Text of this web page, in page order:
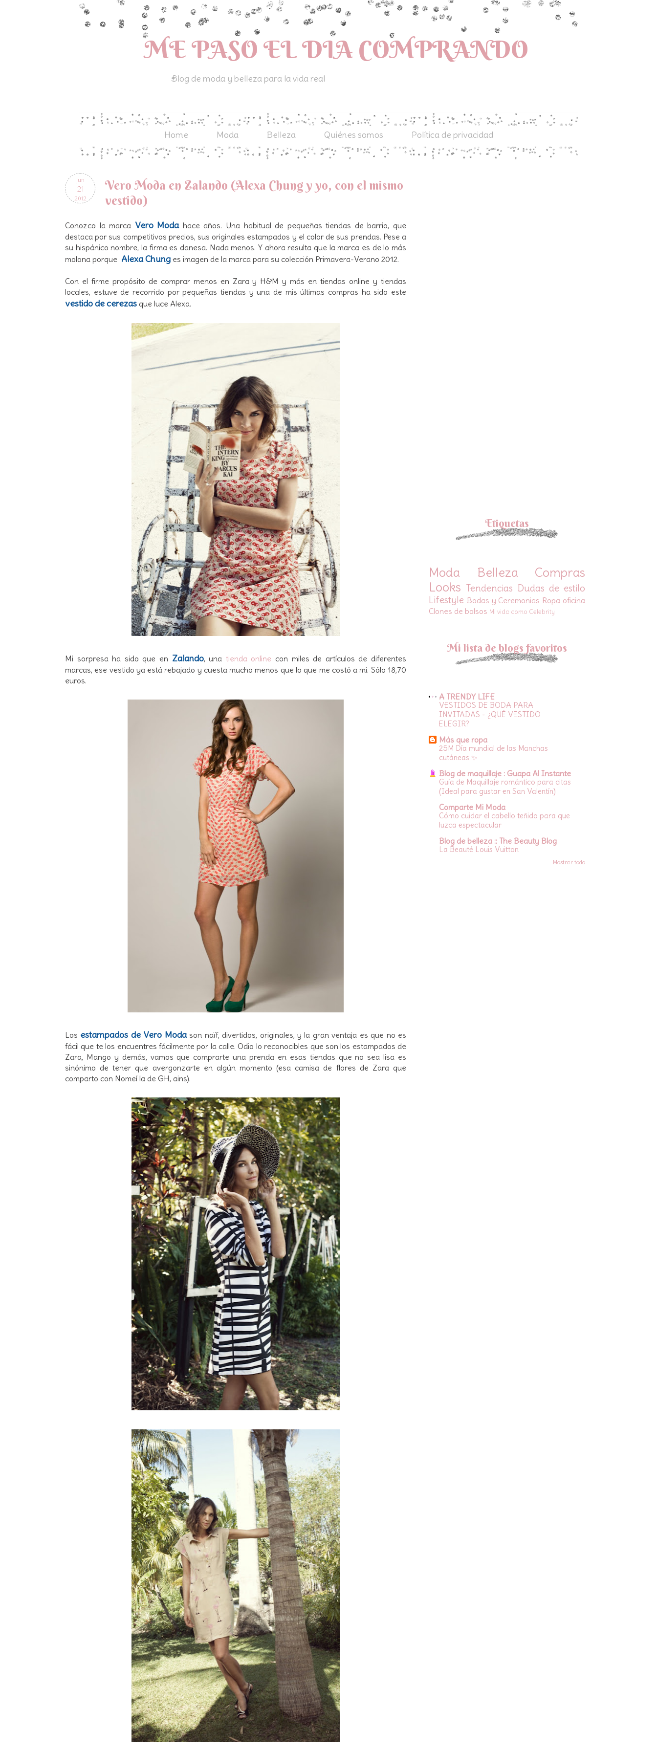
ME PASO EL DIA COMPRANDO
Blog de moda y belleza para la vida real
Home Moda Belleza Quiénes somos Política de privacidad
Jun
21
2012
Vero Moda en Zalando (Alexa Chung y yo, con el mismo
vestido)
Conozco la marca Vero Modahace años. Una habitual de pequeñas tiendas de barrio, que
destaca por sus competitivos precios, sus originales estampados y el color de sus prendas. Pese a
su hispánico nombre, la firma es danesa. Nada menos. Y ahora resulta que la marca es de lo más
molona porque Alexa Chung es imagen de la marca para su colección Primavera-Verano 2012.
Con el firme propósito de comprar menos en Zara y H&M y más en tiendas online y tiendas
locales, estuve de recorrido por pequeñas tiendas y una de mis últimas compras ha sido este
vestido de cerezas que luce Alexa.
Mi sorpresa ha sido que en Zalando, una tienda online con miles de artículos de diferentes
marcas, ese vestido ya está rebajado y cuesta mucho menos que lo que me costó a mi. Sólo 18,70
euros.
Losestampados de Vero Modason naïf, divertidos, originales, y la gran ventaja es que no es
fácil que te los encuentres fácilmente por la calle. Odio lo reconocibles que son los estampados de
Zara, Mango y demás, vamos que comprarte una prenda en esas tiendas que no sea lisa es
sinónimo de tener que avergonzarte en algún momento (esa camisa de flores de Zara que
comparto con Nomeí la de GH, ains).
Etiquetas
Moda Belleza
Compras
Looks Tendencias Dudas de estilo
Lifestyle Bodas y Ceremonias Ropa oficina
Clones de bolsos Mi vida como Celebrity
Mi lista de blogs favoritos
A TRENDY LIFE
VESTIDOS DE BODA PARA
INVITADAS - ¿QUÉ VESTIDO
ELEGIR?
Más que ropa
25M Día mundial de las Manchas
cutáneas ✨
Blog de maquillaje : Guapa Al Instante
Guía de Maquillaje romántico para citas
(Ideal para gustar en San Valentín)
Comparte Mi Moda
Cómo cuidar el cabello teñido para que
luzca espectacular
Blog de belleza :: The Beauty Blog
La Beauté Louis Vuitton
Mostrar todo